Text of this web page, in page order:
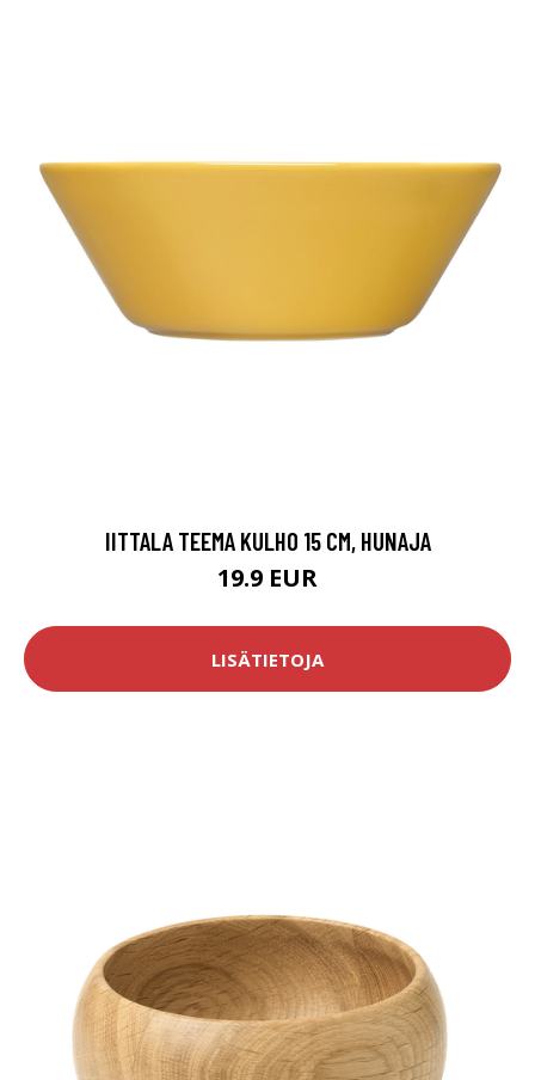
IITTALA TEEMA KULHO 15 CM, HUNAJA
19.9 EUR
LISÄTIETOJA